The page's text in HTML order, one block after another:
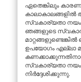
ഏതെങ്കിലും
കാലാകാലങ്ങളിൽ
സ്വകാര്യതാ നയം
ഞങ്ങളുടെ
ഉപയോഗം എല്ലാ
സ്വകാര്യതാ നയം
നിർദ്ദേശിക്കുന്നു.